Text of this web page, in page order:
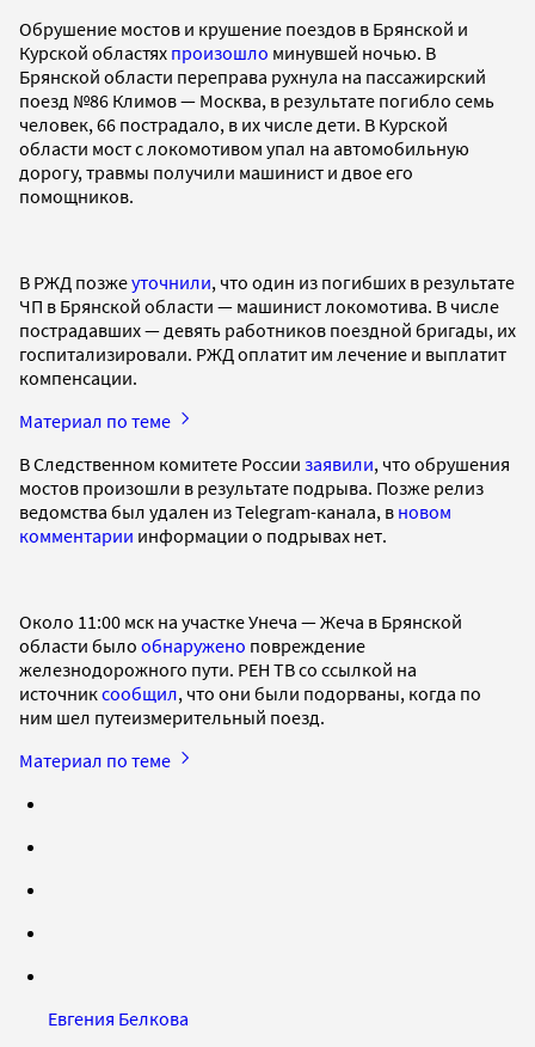
Обрушение мостов и крушение поездов в Брянской и
Курской областях произошло минувшей ночью. В
Брянской области переправа рухнула на пассажирский
поезд №86 Климов — Москва, в результате погибло семь
человек, 66 пострадало, в их числе дети. В Курской
области мост с локомотивом упал на автомобильную
дорогу, травмы получили машинист и двое его
помощников.
В РЖД позжеуточнили, что один из погибших в результате
ЧП в Брянской области — машинист локомотива. В числе
пострадавших — девять работников поездной бригады, их
госпитализировали. РЖД оплатит им лечение и выплатит
компенсации.
Материал по теме
В Следственном комитете России заявили, что обрушения
мостов произошли в результате подрыва. Позже релиз
ведомства был удален из Telegram-канала, в новом
комментарии информации о подрывах нет.
Около 11:00 мск на участке Унеча — Жеча в Брянской
области было обнаружено повреждение
железнодорожного пути. РЕН ТВ со ссылкой на
источниксообщил, что они были подорваны, когда по
ним шел путеизмерительный поезд.
Материал по теме
Евгения Белкова